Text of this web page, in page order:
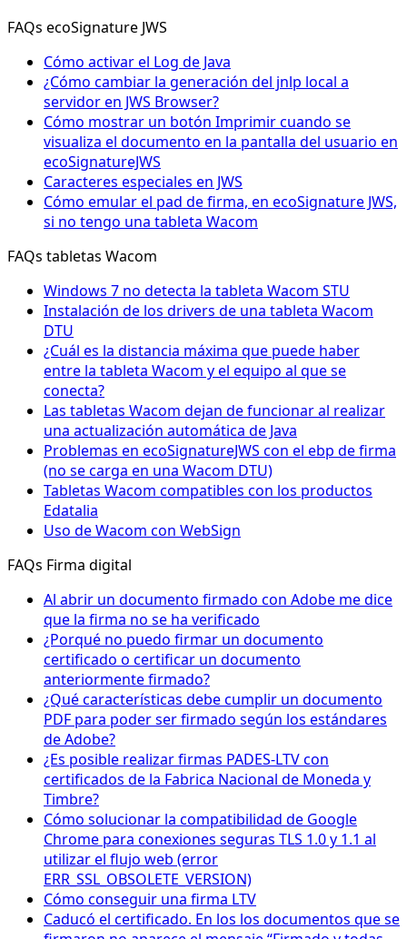
FAQs ecoSignature JWS
Cómo activar el Log de Java
¿Cómo cambiar la generación del jnlp local a
servidor en JWS Browser?
Cómo mostrar un botón Imprimir cuando se
visualiza el documento en la pantalla del usuario en
ecoSignatureJWS
Caracteres especiales en JWS
Cómo emular el pad de firma, en ecoSignature JWS,
si no tengo una tableta Wacom
FAQs tabletas Wacom
Windows 7 no detecta la tableta Wacom STU
Instalación de los drivers de una tableta Wacom
DTU
¿Cuál es la distancia máxima que puede haber
entre la tableta Wacom y el equipo al que se
conecta?
Las tabletas Wacom dejan de funcionar al realizar
una actualización automática de Java
Problemas en ecoSignatureJWS con el ebp de firma
(no se carga en una Wacom DTU)
Tabletas Wacom compatibles con los productos
Edatalia
Uso de Wacom con WebSign
FAQs Firma digital
Al abrir un documento firmado con Adobe me dice
que la firma no se ha verificado
¿Porqué no puedo firmar un documento
certificado o certificar un documento
anteriormente firmado?
¿Qué características debe cumplir un documento
PDF para poder ser firmado según los estándares
de Adobe?
¿Es posible realizar firmas PADES-LTV con
certificados de la Fabrica Nacional de Moneda y
Timbre?
Cómo solucionar la compatibilidad de Google
Chrome para conexiones seguras TLS 1.0 y 1.1 al
utilizar el flujo web (error
ERR_SSL_OBSOLETE_VERSION)
Cómo conseguir una firma LTV
Caducó el certificado. En los los documentos que se